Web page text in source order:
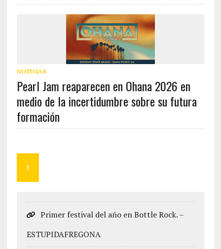
NOTICIAS
Pearl Jam reaparecen en Ohana 2026 en
medio de la incertidumbre sobre su futura
formación
1
Primer festival del año en Bottle Rock. –
ESTUPIDAFREGONA